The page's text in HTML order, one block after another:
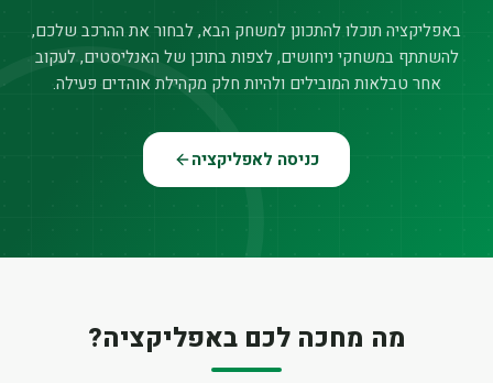
באפליקציה תוכלו להתכונן למשחק הבא, לבחור את ההרכב שלכם,
להשתתף במשחקי ניחושים, לצפות בתוכן של האנליסטים, לעקוב
אחר טבלאות המובילים ולהיות חלק מקהילת אוהדים פעילה.
כניסה לאפליקציה
מה מחכה לכם באפליקציה?